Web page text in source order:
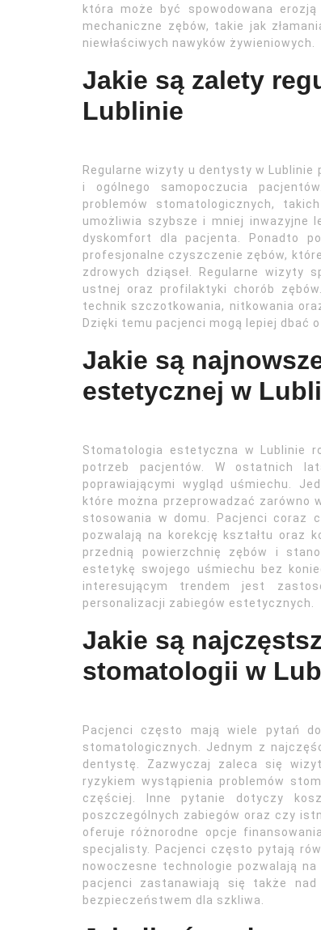
która może być spowodowana
mechaniczne zębów, takie jak
niewłaściwych nawyków żywieniowych.
Jakie są zalety
Lublinie
Regularne wizyty u dentysty w
i ogólnego samopoczucia
problemów stomatologicznych,
umożliwia szybsze i mniej inwazyjne
dyskomfort dla pacjenta. Ponadto
profesjonalne czyszczenie zębów,
zdrowych dziąseł. Regularne wizyty
ustnej oraz profilaktyki chorób
technik szczotkowania, nitkowania
Dzięki temu pacjenci mogą lepiej dbać
Jakie są
estetycznej w
Stomatologia estetyczna w Lublinie
potrzeb pacjentów. W ostatnich
poprawiającymi wygląd uśmiechu.
które można przeprowadzać zarówno
stosowania w domu. Pacjenci coraz
pozwalają na korekcję kształtu oraz
przednią powierzchnię zębów i
estetykę swojego uśmiechu bez
interesującym trendem jest
personalizacji zabiegów estetycznych.
Jakie są
stomatologii w
Pacjenci często mają wiele pytań
stomatologicznych. Jednym z
dentystę. Zazwyczaj zaleca się
ryzykiem wystąpienia problemów
częściej. Inne pytanie dotyczy
poszczególnych zabiegów oraz czy
oferuje różnorodne opcje
specjalisty. Pacjenci często pytają
nowoczesne technologie pozwalają
pacjenci zastanawiają się także
bezpieczeństwem dla szkliwa.